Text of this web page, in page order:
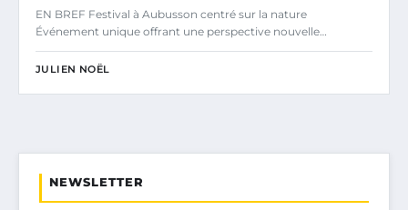
EN BREF Festival à Aubusson centré sur la nature
Événement unique offrant une perspective nouvelle…
JULIEN NOËL
NEWSLETTER